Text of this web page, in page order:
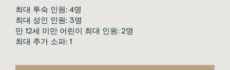
최대 투숙 인원: 4명
최대 성인 인원: 3명
만 12세 미만 어린이 최대 인원: 2명
최대 추가 소파: 1